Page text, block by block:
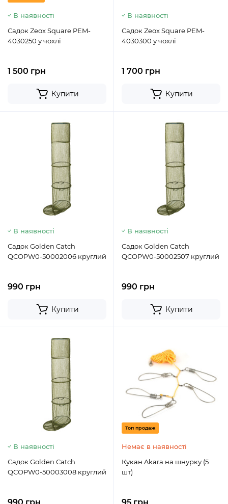
В наявності
Садок Zeox Square PEM-
4030250 у чохлі
1 500 грн
Купити
В наявності
Садок Zeox Square PEM-
4030300 у чохлі
1 700 грн
Купити
В наявності
Садок Golden Catch
QCOPW0-50002006 круглий
990 грн
Купити
В наявності
Садок Golden Catch
QCOPW0-50002507 круглий
990 грн
Купити
В наявності
Садок Golden Catch
QCOPW0-50003008 круглий
Топ продаж
Немає в наявності
Кукан Akara на шнурку (5
шт)